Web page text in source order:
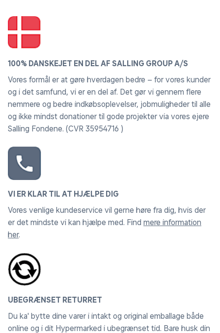
100% DANSKEJET EN DEL AF SALLING GROUP A/S
Vores formål er at gøre hverdagen bedre – for vores kunder
og i det samfund, vi er en del af. Det gør vi gennem flere
nemmere og bedre indkøbsoplevelser, jobmuligheder til alle
og ikke mindst donationer til gode projekter via vores ejere
Salling Fondene. (CVR 35954716 )
VI ER KLAR TIL AT HJÆLPE DIG
Vores venlige kundeservice vil gerne høre fra dig, hvis der
er det mindste vi kan hjælpe med. Find mere information
her.
UBEGRÆNSET RETURRET
Du ka' bytte dine varer i intakt og original emballage både
online og i dit Hypermarked i ubegrænset tid. Bare husk din